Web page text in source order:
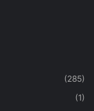
(285)
(1)